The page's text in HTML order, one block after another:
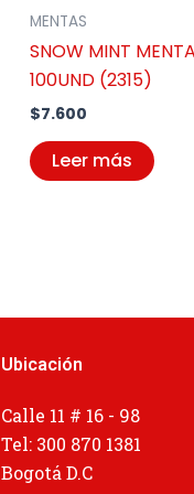
MENTAS
SNOW MINT
100UND (2315)
$7.600
Leer más
Ubicación
Calle 11 # 16 - 98
Tel: 300 870 1381
Bogotá D.C